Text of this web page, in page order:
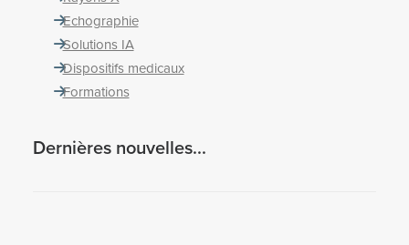
Echographie
Solutions IA
Dispositifs medicaux
Formations
Dernières nouvelles...